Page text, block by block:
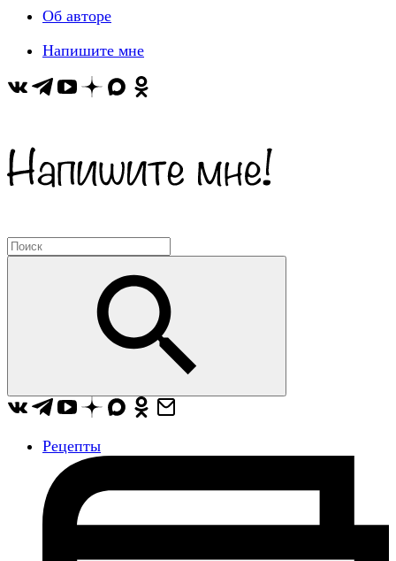
Об авторе
Напишите мне
Рецепты